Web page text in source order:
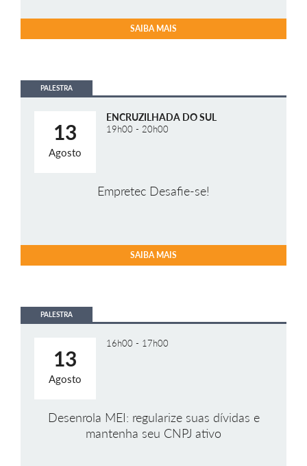
SAIBA MAIS
PALESTRA
13
Agosto
ENCRUZILHADA DO SUL
19h00 - 20h00
Empretec Desafie-se!
SAIBA MAIS
PALESTRA
13
Agosto
16h00 - 17h00
Desenrola MEI: regularize suas dívidas e
mantenha seu CNPJ ativo